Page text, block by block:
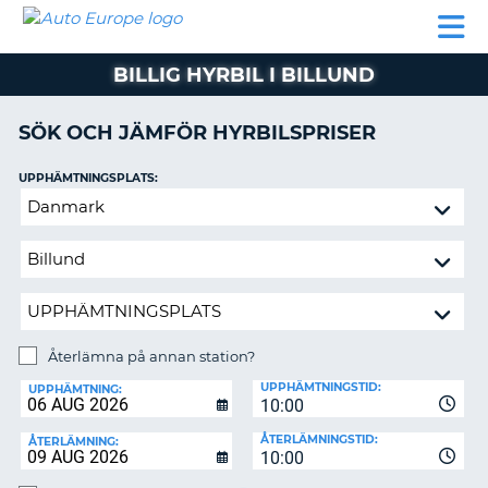
HYRBIL
HYRA
PARTNER
AUTO
EUROPE
HYRBIL
HYRA
MIN
MEDLEMSINFORMATION
BOKNING
SVERIGE
BILLIG HYRBIL I BILLUND
SÖK OCH JÄMFÖR HYRBILSPRISER
Återlämna
annan
UPPHÄMTNINGSPLATS:
Återlämna på annan station?
UPPHÄMTNING:
10:00
UPPHÄMTNINGSTID:
ÅTERLÄMNING:
10:00
ÅTERLÄMNINGSTID: